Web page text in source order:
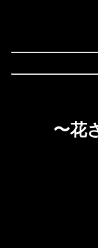
〜花